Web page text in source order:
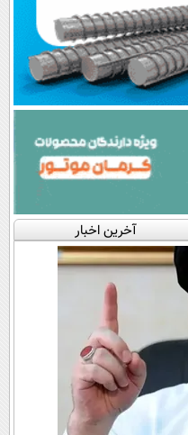
آخرین اخبار